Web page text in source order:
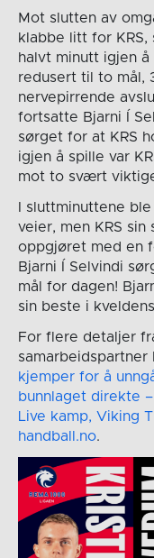
Mot slutten av
klabbe litt for
halvt minutt igjen
redusert til to mål,
nervepirrende
fortsatte Bjarni Í
sørget for at KRS
igjen å spille var
mot to svært
I sluttminuttene
veier, men KRS
oppgjøret med en
Bjarni Í Selvindi
mål for dagen!
sin beste i
For flere detaljer
samarbeidspartner
kjemper for å
bunnlaget direkte
Live kamp, Viking
handball.no.